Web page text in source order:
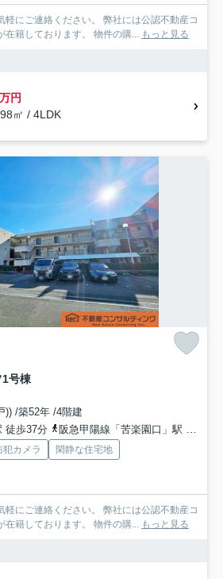
ださい。 弊社には公認不動産コ
籍しております。 物件の購...
もっと見る
円
㎡ / 4LDK
1号棟
)) /築52年 /4階建
徒歩37分
阪急甲陽線「苦楽園口」駅 徒歩27分
犯カメラ
閑静な住宅地
ださい。 弊社には公認不動産コ
籍しております。 物件の購...
もっと見る